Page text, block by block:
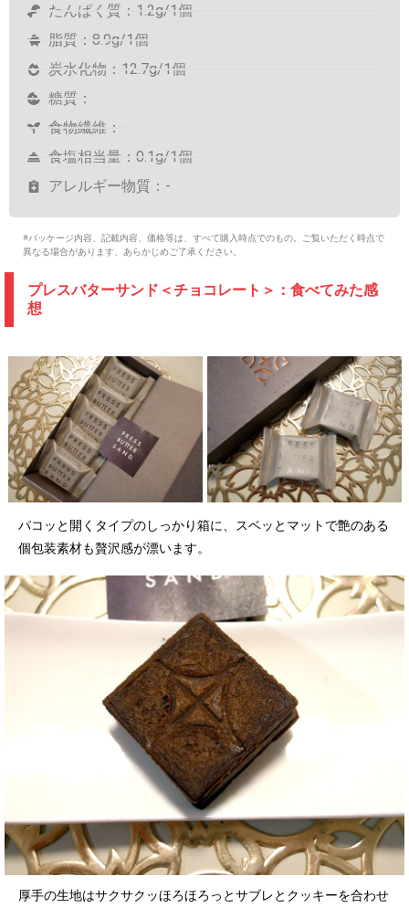
たんぱく質：1.2g/1個
脂質：8.9g/1個
炭水化物：12.7g/1個
糖質：-
食物繊維：-
食塩相当量：0.1g/1個
アレルギー物質：-
※パッケージ内容、記載内容、価格等は、すべて購入時点でのもの。ご覧いただく時点で
異なる場合があります、あらかじめご了承ください。
プレスバターサンド＜チョコレート＞：食べてみた感
想
パコッと開くタイプのしっかり箱に、スベッとマットで艶のある
個包装素材も贅沢感が漂います。
厚手の生地はサクサクッほろほろっとサブレとクッキーを合わせ